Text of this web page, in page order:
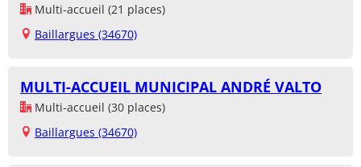
Multi-accueil (21 places)
Baillargues (34670)
MULTI-ACCUEIL MUNICIPAL ANDRÉ VALTO
Multi-accueil (30 places)
Baillargues (34670)